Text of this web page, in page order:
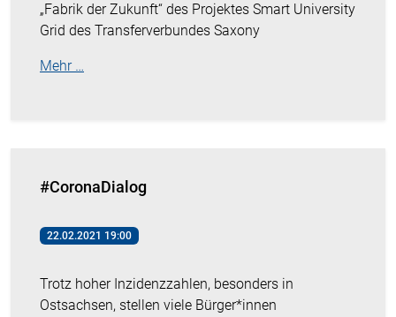
„Fabrik der Zukunft“ des Projektes Smart University
Grid des Transferverbundes Saxony
Mehr …
#CoronaDialog
22.02.2021 19:00
Trotz hoher Inzidenzzahlen, besonders in
Ostsachsen, stellen viele Bürger*innen